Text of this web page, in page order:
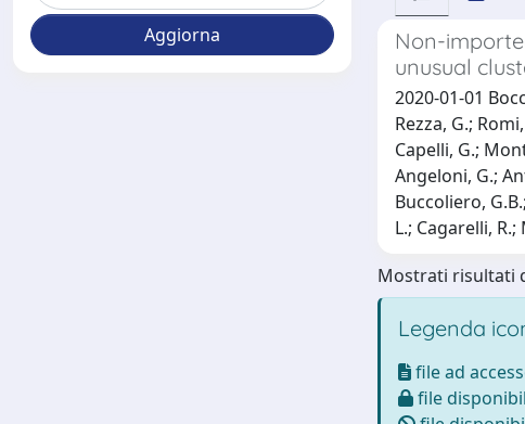
Non-
unusual
2020-01-01
Rezza, G.;
Capelli, G.;
Angeloni, G.;
Buccoliero,
L.; Cagarelli,
Mostrati risultati
Legenda
file ad
file